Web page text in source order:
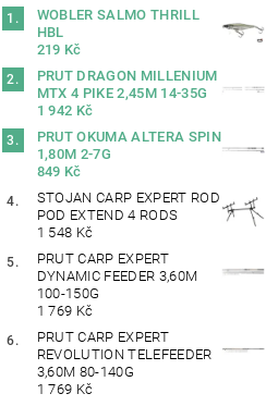
WOBLER SALMO THRILL
HBL
219 Kč
PRUT DRAGON MILLENIUM
MTX 4 PIKE 2,45M 14-35G
1 942 Kč
PRUT OKUMA ALTERA SPIN
1,80M 2-7G
849 Kč
STOJAN CARP EXPERT ROD
POD EXTEND 4 RODS
1 548 Kč
PRUT CARP EXPERT
DYNAMIC FEEDER 3,60M
100-150G
1 769 Kč
PRUT CARP EXPERT
REVOLUTION TELEFEEDER
3,60M 80-140G
1 769 Kč